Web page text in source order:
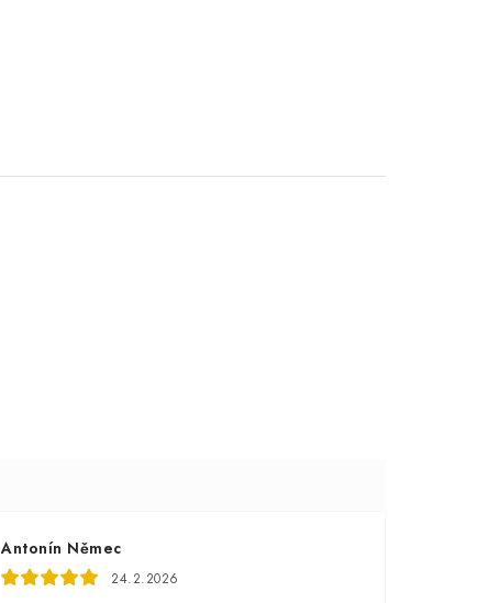
Antonín Němec
24.2.2026